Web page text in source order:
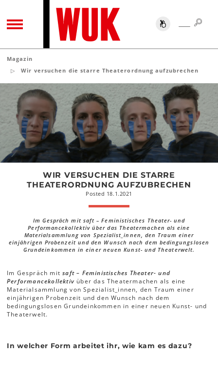
TOGGLE NAVIGATION SUCHE
Magazin
Wir versuchen die starre Theaterordnung aufzubrechen
versuchen
die
starre
Theaterordnung
aufzubrechen
WIR VERSUCHEN DIE STARRE
THEATERORDNUNG AUFZUBRECHEN
Posted 18.1.2021
Im Gespräch mit saft – Feministisches Theater- und
Performancekollektiv über das Theatermachen als eine
Materialsammlung von Spezialist_innen, den Traum einer
einjährigen Probenzeit und den Wunsch nach dem bedingungslosen
Grundeinkommen in einer neuen Kunst- und Theaterwelt.
Im Gespräch mitsaft – Feministisches Theater- und
Performancekollektiv über das Theatermachen als eine
Materialsammlung von Spezialist_innen, den Traum einer
einjährigen Probenzeit und den Wunsch nach dem
bedingungslosen Grundeinkommen in einer neuen Kunst- und
Theaterwelt.
In welcher Form arbeitet ihr, wie kam es dazu?